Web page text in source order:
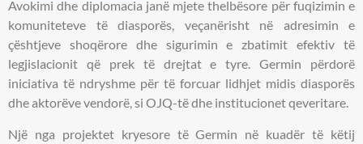
Avokimi dhe diplomacia janë mjete thelbësore për fuqizimin e
komuniteteve të diasporës, veçanërisht në adresimin e
çështjeve shoqërore dhe sigurimin e zbatimit efektiv të
legjislacionit që prek të drejtat e tyre. Germin përdorë
iniciativa të ndryshme për të forcuar lidhjet midis diasporës
dhe aktorëve vendorë, si OJQ-të dhe institucionet qeveritare.
Një nga projektet kryesore të Germin në kuadër të këtij